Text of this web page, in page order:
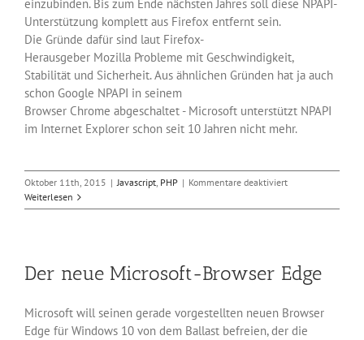
einzubinden. Bis zum Ende nächsten Jahres soll diese NPAPI-
Unterstützung komplett aus Firefox entfernt sein.
Die Gründe dafür sind laut Firefox-
Herausgeber Mozilla Probleme mit Geschwindigkeit,
Stabilität und Sicherheit. Aus ähnlichen Gründen hat ja auch
schon Google NPAPI in seinem
Browser Chrome abgeschaltet - Microsoft unterstützt NPAPI
im Internet Explorer schon seit 10 Jahren nicht mehr.
Oktober 11th, 2015 | Javascript, PHP | Kommentare deaktiviertfür
Firefox
Unterstützung
auf
Weiterlesen
Der neue Microsoft-Browser Edge
Microsoft will seinen gerade vorgestellten neuen Browser
Edge für Windows 10 von dem Ballast befreien, der die